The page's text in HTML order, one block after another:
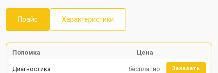
Прайс Характеристики
Поломка Цена
Диагностика бесплатно Заказать